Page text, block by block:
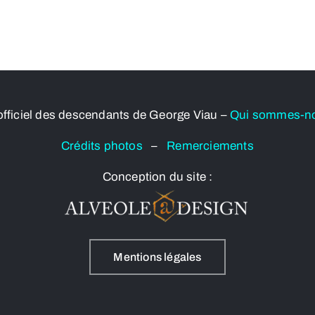
des descendants de George Viau – Qui sommes-
Crédits photos– Remerciements
Conception du site :
Mentions légales